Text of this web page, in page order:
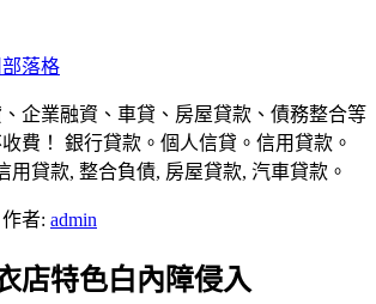
落格
企業融資、車貸、房屋貸款、債務整合等
費！ 銀行貸款。個人信貸。信用貸款。
用貸款, 整合負債, 房屋貸款, 汽車貸款。
作者: admin
店特色白內障侵入